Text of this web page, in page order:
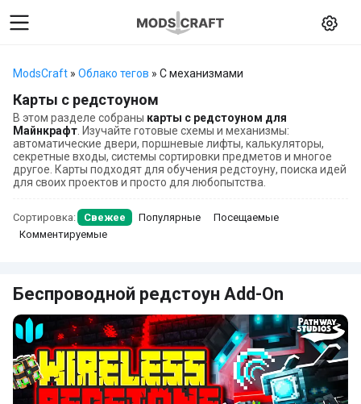
ModsCraft » Облако тегов » С механизмами
Карты с редстоуном
В этом разделе собраны карты с редстоуном для
Майнкрафт . Изучайте готовые схемы и механизмы:
автоматические двери, поршневые лифты, калькуляторы,
секретные входы, системы сортировки предметов и многое
другое. Карты подходят для обучения редстоуну, поиска идей
для своих проектов и просто для любопытства.
Сортировка: Свежее Популярные
Посещаемые
Комментируемые
Беспроводной редстоун Add-On